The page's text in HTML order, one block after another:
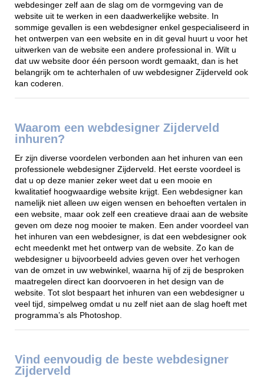
webdesinger zelf aan de slag om de vormgeving van de
website uit te werken in een daadwerkelijke website. In
sommige gevallen is een webdesigner enkel gespecialiseerd in
het ontwerpen van een website en in dit geval huurt u voor het
uitwerken van de website een andere professional in. Wilt u
dat uw website door één persoon wordt gemaakt, dan is het
belangrijk om te achterhalen of uw webdesigner Zijderveld ook
kan coderen.
Waarom een webdesigner Zijderveld
inhuren?
Er zijn diverse voordelen verbonden aan het inhuren van een
professionele webdesigner Zijderveld. Het eerste voordeel is
dat u op deze manier zeker weet dat u een mooie en
kwalitatief hoogwaardige website krijgt. Een webdesigner kan
namelijk niet alleen uw eigen wensen en behoeften vertalen in
een website, maar ook zelf een creatieve draai aan de website
geven om deze nog mooier te maken. Een ander voordeel van
het inhuren van een webdesigner, is dat een webdesigner ook
echt meedenkt met het ontwerp van de website. Zo kan de
webdesigner u bijvoorbeeld advies geven over het verhogen
van de omzet in uw webwinkel, waarna hij of zij de besproken
maatregelen direct kan doorvoeren in het design van de
website. Tot slot bespaart het inhuren van een webdesigner u
veel tijd, simpelweg omdat u nu zelf niet aan de slag hoeft met
programma’s als Photoshop.
Vind eenvoudig de beste webdesigner
Zijderveld